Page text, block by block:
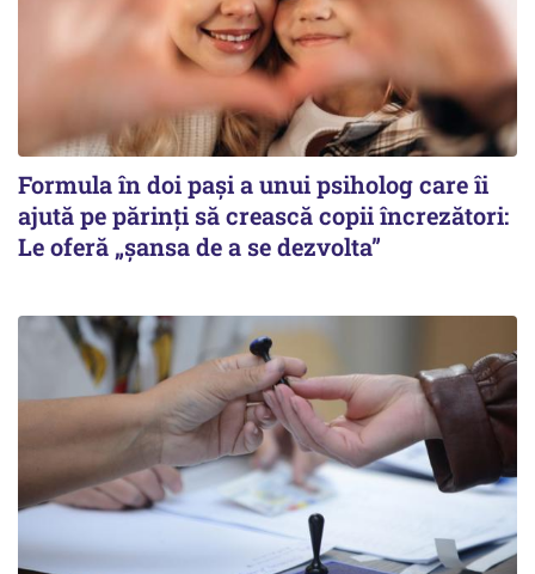
Formula în doi pași a unui psiholog care îi
ajută pe părinți să crească copii încrezători:
Le oferă „șansa de a se dezvolta”